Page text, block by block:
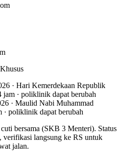
· Hari Kemerdekaan Republik
jam · poliklinik dapat berubah
· Maulid Nabi Muhammad
· poliklinik dapat berubah
bersama (SKB 3 Menteri). Status
verifikasi langsung ke RS untuk
jalan.